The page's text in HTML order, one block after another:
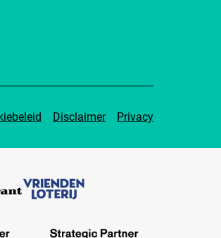
Disclaimer Privacy